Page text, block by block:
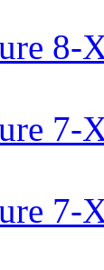
8-
7-
7-